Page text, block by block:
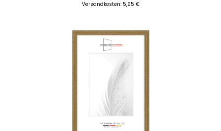
Versandkosten: 5,95 €